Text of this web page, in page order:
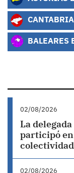
BALEARES
02/08/2026
La
participó
02/08/2026